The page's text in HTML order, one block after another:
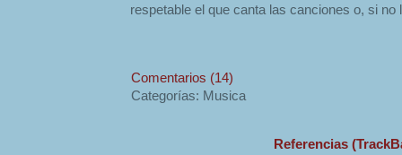
respetable el que canta las canciones o, si no
Comentarios (14)
Categorías: Musica
Referencias